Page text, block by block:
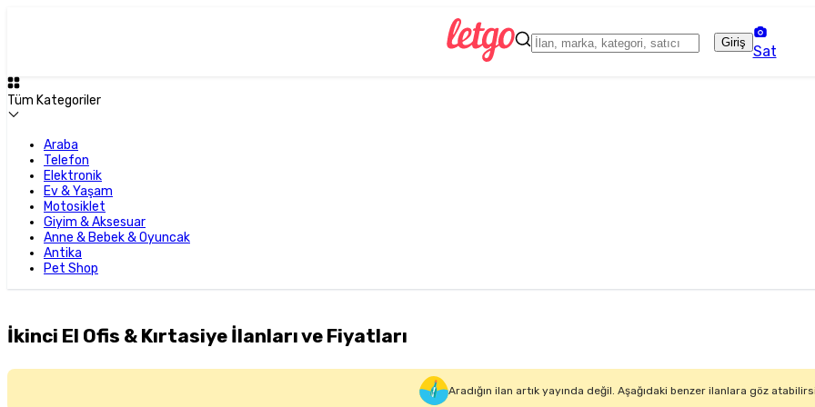
Giriş
Sat
Tüm Kategoriler
Araba
Telefon
Elektronik
Ev & Yaşam
Motosiklet
Giyim & Aksesuar
Anne & Bebek & Oyuncak
Antika
Pet Shop
İkinci El Ofis & Kırtasiye İlanları ve Fiyatları
Aradığın ilan artık yayında değil. Aşağıdaki benzer ilanlara göz